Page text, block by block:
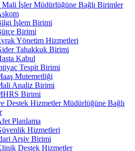
Mali İşler Müdürlüğüne Bağlı Birimler
İşlem Birimi
Birimi
Yönetim Hizmetleri
Tahakkuk Birimi
Kabul
Tespit Birimi
Mutemetliği
Analiz Birimi
Birimi
Destek Hizmetler Müdürlüğüne Bağlı
Planlama
Hizmetleri
Arşiv Birimi
Destek Hizmetler